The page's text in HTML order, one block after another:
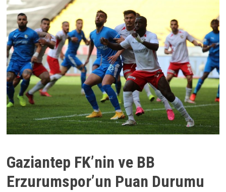
Gaziantep FK’nin ve BB
Erzurumspor’un Puan Durumu